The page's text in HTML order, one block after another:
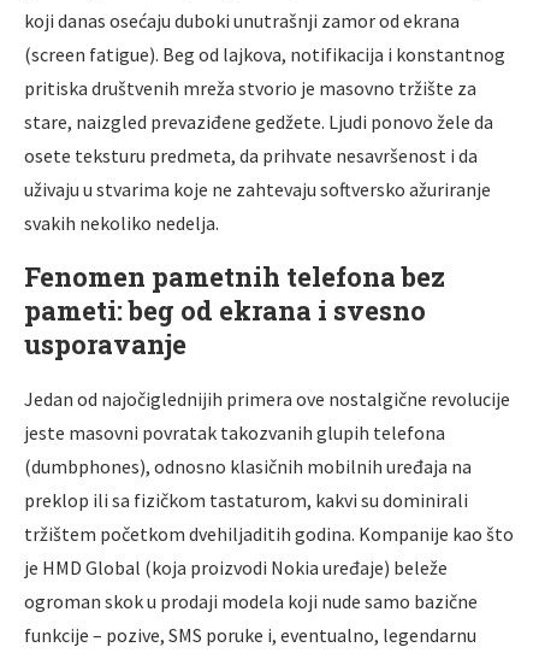
koji danas osećaju duboki unutrašnji zamor od ekrana
(screen fatigue). Beg od lajkova, notifikacija i konstantnog
pritiska društvenih mreža stvorio je masovno tržište za
stare, naizgled prevaziđene gedžete. Ljudi ponovo žele da
osete teksturu predmeta, da prihvate nesavršenost i da
uživaju u stvarima koje ne zahtevaju softversko ažuriranje
svakih nekoliko nedelja.
Fenomen pametnih telefona bez
pameti: beg od ekrana i svesno
usporavanje
Jedan od najočiglednijih primera ove nostalgične revolucije
jeste masovni povratak takozvanih glupih telefona
(dumbphones), odnosno klasičnih mobilnih uređaja na
preklop ili sa fizičkom tastaturom, kakvi su dominirali
tržištem početkom dvehiljaditih godina. Kompanije kao što
je HMD Global (koja proizvodi Nokia uređaje) beleže
ogroman skok u prodaji modela koji nude samo bazične
funkcije – pozive, SMS poruke i, eventualno, legendarnu